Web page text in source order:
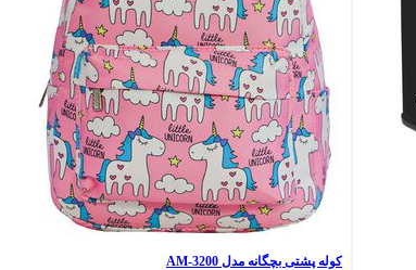
کوله پشتی بچگانه مدل AM-3200